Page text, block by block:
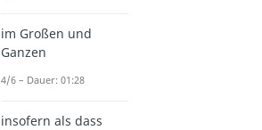
im Großen und
Ganzen
4/6 – Dauer: 01:28
insofern als dass